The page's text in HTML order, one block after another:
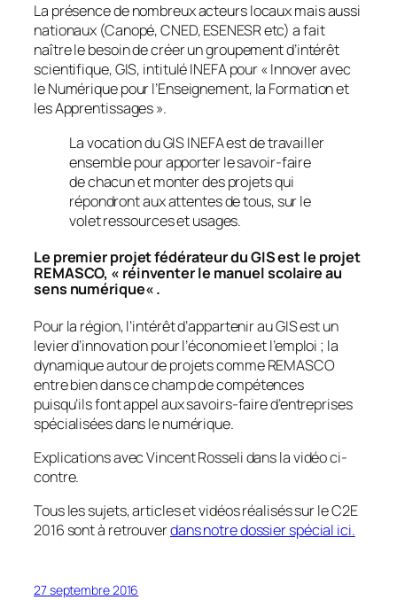
La présence de nombreux acteurs locaux mais aussi
nationaux (Canopé, CNED, ESENESR etc) a fait
naître le besoin de créer un groupement d’intérêt
scientifique, GIS, intitulé INEFA pour « Innover avec
le Numérique pour l’Enseignement, la Formation et
les Apprentissages ».
La vocation du GIS INEFA est de travailler
ensemble pour apporter le savoir-faire
de chacun et monter des projets qui
répondront aux attentes de tous, sur le
volet ressources et usages.
Le premier projet fédérateur du GIS est le projet
REMASCO, « réinventer le manuel scolaire au
sens numérique« .
Pour la région, l’intérêt d’appartenir au GIS est un
levier d’innovation pour l’économie et l’emploi ; la
dynamique autour de projets comme REMASCO
entre bien dans ce champ de compétences
puisqu’ils font appel aux savoirs-faire d’entreprises
spécialisées dans le numérique.
Explications avec Vincent Rosseli dans la vidéo ci-
contre.
Tous les sujets, articles et vidéos réalisés sur le C2E
2016 sont à retrouverdans notre dossier spécial ici.
27 septembre 2016